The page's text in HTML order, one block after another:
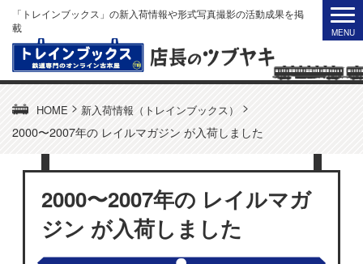
「トレインブックス」の新入荷情報や形式写真撮影の活動成果を掲
載
HOME > 新入荷情報（トレインブックス）
>
2000〜2007年の レイルマガジン が入荷しました
2000〜2007年の レイルマガ
ジン が入荷しました